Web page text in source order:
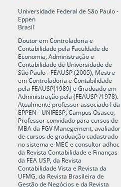
Universidade Federal de São Paulo -
Eppen
Brasil
Doutor em Controladoria e
Contabilidade pela Faculdade de
Economia, Administração e
Contabilidade de Universidade de
São Paulo - FEAUSP (2005), Mestre
em Controladoria e Contabilidade
pela FEAUSP(1989) e Graduado em
Administração pela (FEAUSP /1978).
Atualmente professor associado I da
EPPEN - UNIFESP, Campus Osasco,
Professor convidado para cursos de
MBA da FGV Manegement, avaliador
de cursos de graduação cadastrado
no sistema e-MEC e consultor adhoc
da Revista Contabilidade e Finanças
da FEA USP, da Revista
Contabilidade Vista e Revista da
UFMG, da Revista Brasileira de
Gestão de Negócios e da Revista